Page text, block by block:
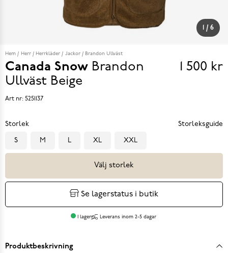
/ 6
Hem Herr Herrkläder Jackor Brandon Ullväst
Canada Snow Brandon
Ullväst Beige
Pris
1 500 kr
Art nr: 5251137
Storlek Storleksguide
S M L XL XXL
Välj storlek
Se lagerstatus i butik
I lager Leverans inom 2-5 dagar
Produktbeskrivning